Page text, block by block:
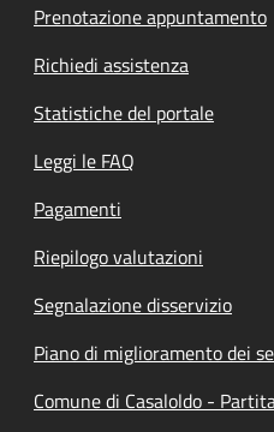
Prenotazione appuntamento
Richiedi assistenza
Statistiche del portale
Leggi le FAQ
Pagamenti
Riepilogo valutazioni
Segnalazione disservizio
Piano di miglioramento dei
Comune di Casaloldo -